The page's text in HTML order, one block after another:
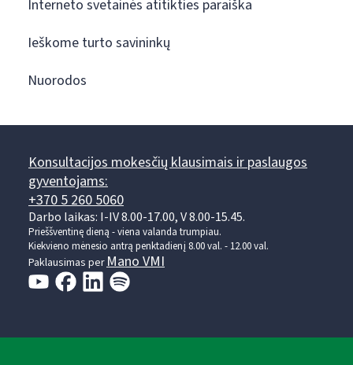
Interneto svetainės atitikties paraiška
Ieškome turto savininkų
Nuorodos
Konsultacijos mokesčių klausimais ir paslaugos
gyventojams:
+370 5 260 5060
Darbo laikas: I-IV 8.00-17.00, V 8.00-15.45.
Prieššventinę dieną - viena valanda trumpiau.
Kiekvieno mėnesio antrą penktadienį 8.00 val. - 12.00 val.
Paklausimas perMano VMI